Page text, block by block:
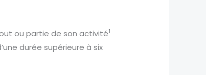
ou partie de son activité1
durée supérieure à six